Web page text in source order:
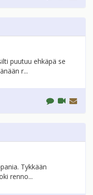
puutuu ehkäpä se
r...
Tykkään
renno...